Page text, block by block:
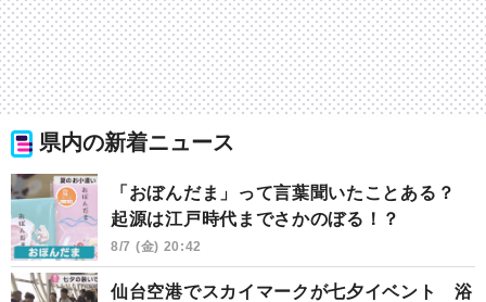
県内の新着ニュース
「おぼんだま」って言葉聞いたことある？
起源は江戸時代までさかのぼる！？
8/7 (金) 20:42
仙台空港でスカイマークが七夕イベント 浴